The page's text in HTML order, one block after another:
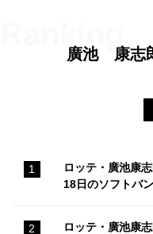
廣池 康志
ロッテ・廣池康
18日のソフトバ
ロッテ・廣池康